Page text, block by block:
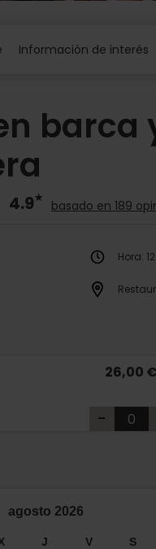
Información de interés
barca
4.9 basado en 189
Hora:
26,00 €
-
agosto 2026
J V S